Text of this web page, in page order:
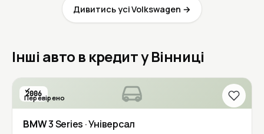
Дивитись усі Volkswagen →
Інші авто в кредит у Вінниці
2006
Перевірено
BMW3 Series · Універсал